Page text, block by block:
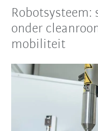
Robotsysteem:
onder
mobiliteit